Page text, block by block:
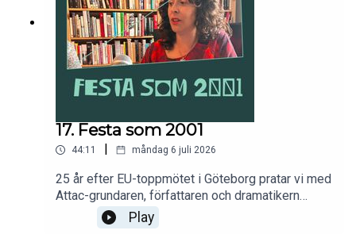
17. Festa som 2001
44:11 måndag 6 juli 2026
25 år efter EU-toppmötet i Göteborg pratar vi med
Attac-grundaren, författaren och dramatikern
America Vera Zavala. Utifrån hennes nya bok
Fiesta - memoarer från upprorets tid diskuterar vi
Play